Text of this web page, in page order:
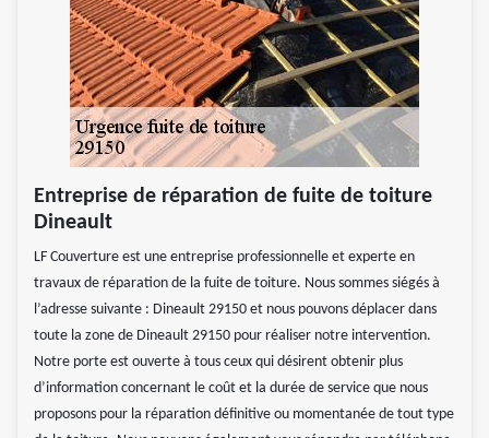
Entreprise de réparation de fuite de toiture
Dineault
LF Couverture est une entreprise professionnelle et experte en
travaux de réparation de la fuite de toiture. Nous sommes siégés à
l’adresse suivante : Dineault 29150 et nous pouvons déplacer dans
toute la zone de Dineault 29150 pour réaliser notre intervention.
Notre porte est ouverte à tous ceux qui désirent obtenir plus
d’information concernant le coût et la durée de service que nous
proposons pour la réparation définitive ou momentanée de tout type